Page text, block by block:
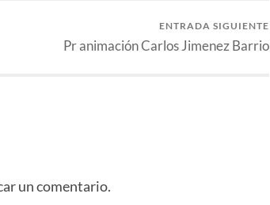
ENTRADA SIGUIENTE
Pr animación Carlos Jimenez Barrio
un comentario.